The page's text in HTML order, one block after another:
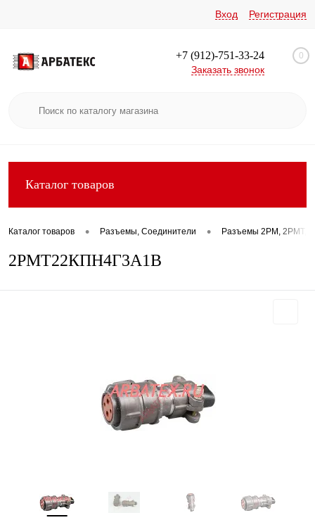
Вход Регистрация
+7 (912)-751-33-24
Заказать звонок
0
Каталог товаров
Каталог товаров • Разъемы, Соединители • Разъемы 2РМ, 2РМТ,
2РМТ22КПН4Г3А1В